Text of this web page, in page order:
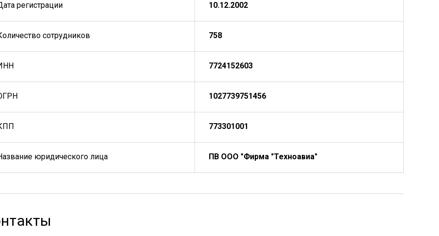
регистрации 10.12.2002
сотрудников 758
7724152603
1027739751456
773301001
юридического лица ПВ ООО "Фирма "Техноавиа"